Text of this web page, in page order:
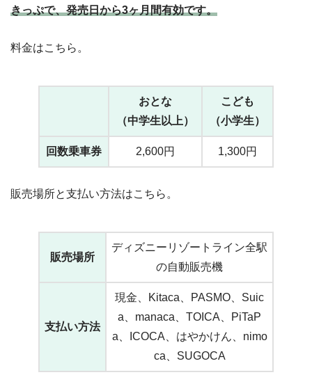
きっぷで、発売日から3ヶ月間有効です。
料金はこちら。
おとな
（中学生以上）
こども
（小学生）
回数乗車券 2,600円 1,300円
販売場所と支払い方法はこちら。
販売場所
ディズニーリゾートライン全駅
の自動販売機
支払い方法
現金、Kitaca、PASMO、Suic
a、manaca、TOICA、PiTaP
a、ICOCA、はやかけん、nimo
ca、SUGOCA